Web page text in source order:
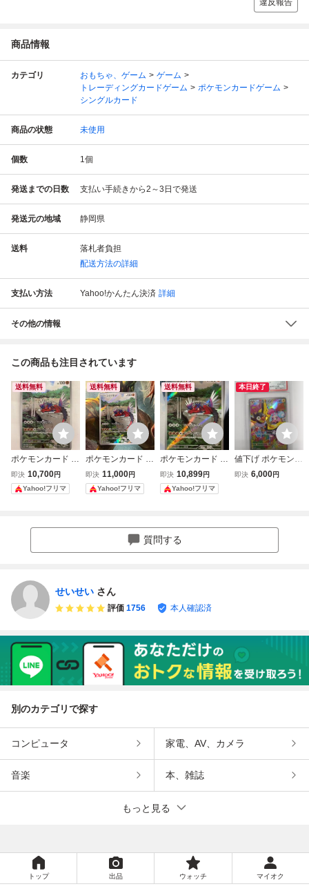
違反報告
商品情報
カテゴリ おもちゃ、ゲーム
ゲーム
トレーディングカードゲーム
ポケモンカードゲーム
シングルカード
商品の状態 未使用
個数 1個
発送までの日数 支払い手続きから2～3日で発送
発送元の地域 静岡県
送料
落札者負担
配送方法の詳細
支払い方法 Yahoo!かんたん決済 詳細
その他の情報
この商品も注目されています
送料無料
ポケモンカード コ
ライドン 049/SV-
P プロモ AR
即決 10,700円
Yahoo!フリマ
送料無料
ポケモンカード コ
ライドン 049/SV-
P プロモ AR
即決 11,000円
Yahoo!フリマ
送料無料
ポケモンカード コ
ライドン 049/SV-
P プロモ AR シー
ルド戦
即決 10,899円
Yahoo!フリマ
本日終了
値下げ ポケモンカ
ードゲーム I PRO
即決 6,000円
質問する
せいせい さん
評価 1756 本人確認済
別のカテゴリで探す
コンピュータ 家電、AV、カメラ
音楽 本、雑誌
もっと見る
トップ 出品 ウォッチ マイオク